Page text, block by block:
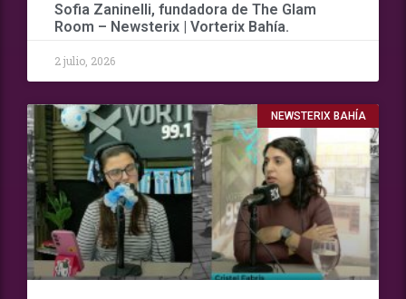
Sofia Zaninelli, fundadora de The Glam
Room – Newsterix | Vorterix Bahía.
2 julio, 2026
NEWSTERIX BAHÍA